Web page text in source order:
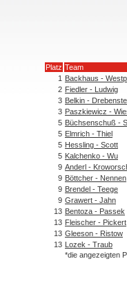
Platz Team
1 Backhaus -
2 Fiedler - Ludwig
3 Belkin -
3 Paszkiewicz -
5 Büchsenschuß -
5 Elmrich - Thiel
5 Hessling - Scott
5 Kalchenko - Wu
9 Anderl -
9 Böttcher - Nennen
9 Brendel - Teege
9 Grawert - Jahn
13 Bentoza - Passek
13 Fleischer - Pickert
13 Gleeson - Ristow
13 Lozek - Traub
*die angezeigten